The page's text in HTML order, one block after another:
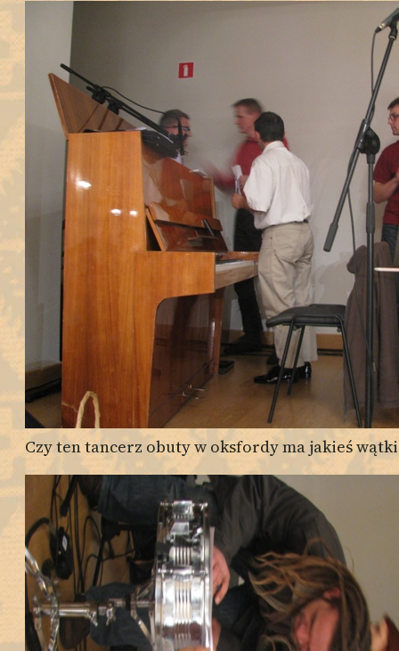
Czy ten tancerz obuty w oksfordy ma jakieś